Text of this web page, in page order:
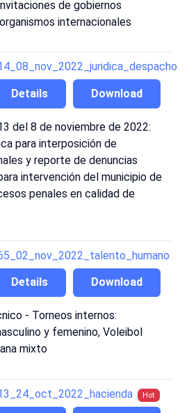
de gobiernos
internacionales
Download
Details
del 8 de noviembre de 2022:
para interposición de
y reporte de denuncias
intervención del municipio de
penales en calidad de
Download
Details
- Torneos internos:
y femenino, Voleibol
mixto
Hot